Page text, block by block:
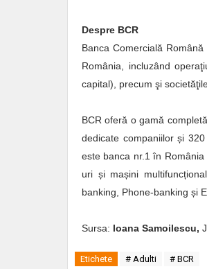
Despre BCR
Banca Comercială
România, incluzând
capital), precum şi
BCR oferă o gamă
dedicate companiilor și
este banca nr.1 în
uri și mașini
banking, Phone-banking și
Sursa: Ioana Samoilescu,
Etichete # Adulti # BCR